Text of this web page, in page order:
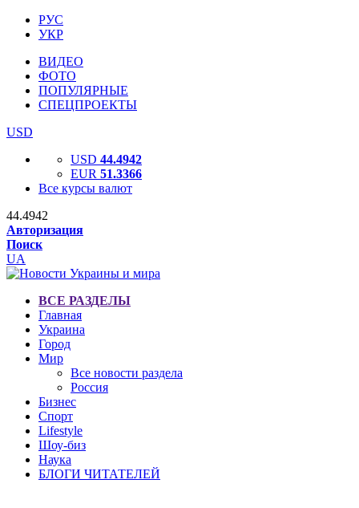
РУС
УКР
ВИДЕО
ФОТО
ПОПУЛЯРНЫЕ
СПЕЦПРОЕКТЫ
USD
USD 44.4942
EUR 51.3366
Все курсы валют
44.4942
Авторизация
Поиск
UA
ВСЕ РАЗДЕЛЫ
Главная
Украина
Город
Мир
Все новости раздела
Россия
Бизнес
Спорт
Lifestyle
Шоу-биз
Наука
БЛОГИ ЧИТАТЕЛЕЙ